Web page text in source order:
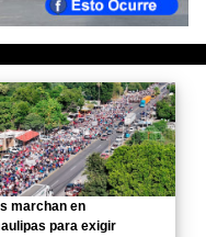
marchan en
para exigir